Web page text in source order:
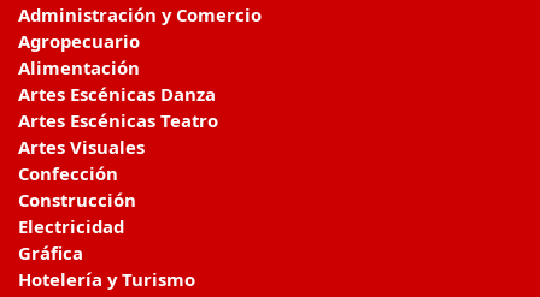
Administración y Comercio
Agropecuario
Alimentación
Artes Escénicas Danza
Artes Escénicas Teatro
Artes Visuales
Confección
Construcción
Electricidad
Gráfica
Hotelería y Turismo